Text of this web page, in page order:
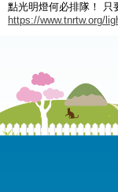
點光明燈何必排隊！ 只
https://www.tnrtw.org/